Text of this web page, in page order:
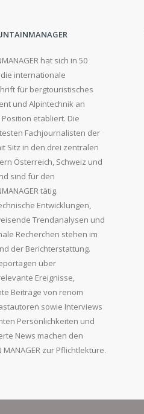
hat sich in 50
die internationale
für bergtouristisches
und Alpintechnik an
etabliert. Die
Fachjournalisten der
Sitz in den drei zentralen
Österreich, Schweiz und
sind für den
tätig.
Entwicklungen,
Trendanalysen und
Recherchen stehen im
der Berichterstattung.
über
Ereignisse,
Beiträge von renom
sowie Interviews
Persönlichkeiten und
News machen den
MANAGER zur Pflichtlektüre.